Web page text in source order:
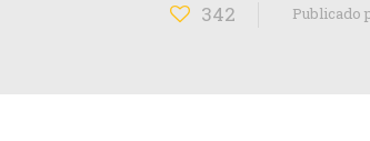
342 Publicado